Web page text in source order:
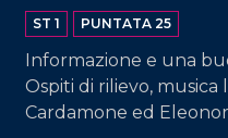
ST 1 PUNTATA 25
Informazione e una
Ospiti di rilievo, musica
Cardamone ed
VAI AL TITOLO